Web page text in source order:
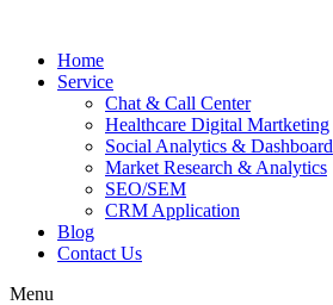
contentHome
Service
Chat & Call Center
Healthcare Digital Martketing
Social Analytics & Dashboard
Market Research & Analytics
SEO/SEM
CRM Application
Blog
Contact Us
Menu